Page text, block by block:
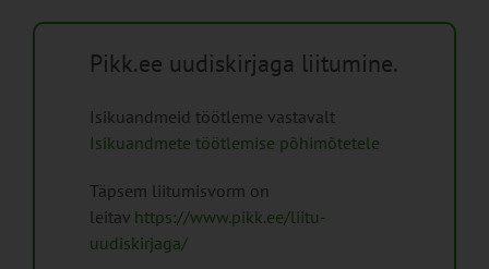
Pikk.ee uudiskirjaga liitumine.
Isikuandmeid töötleme vastavalt
Isikuandmete töötlemise põhimõtetele
Täpsem liitumisvorm on
leitav https://www.pikk.ee/liitu-
uudiskirjaga/